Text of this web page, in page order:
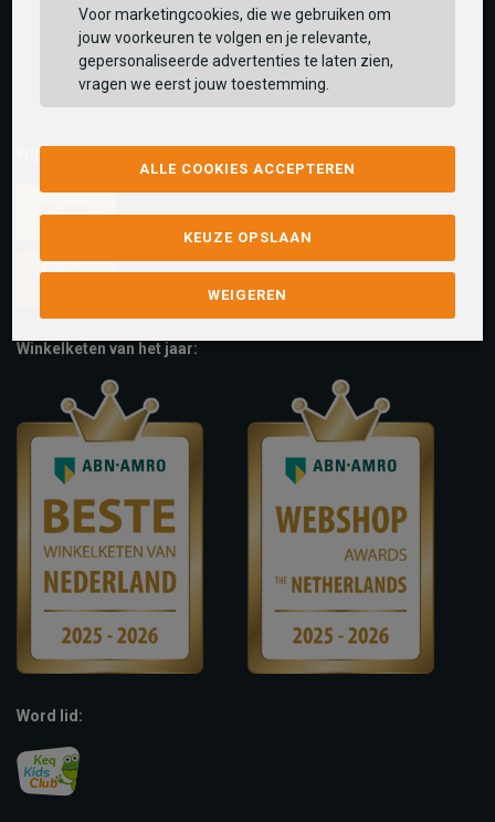
Wij versturen met:
Winkelketen van het jaar:
Word lid:
Voor marketingcookies, die we gebruiken om
jouw voorkeuren te volgen en je relevante,
gepersonaliseerde advertenties te laten zien,
vragen we eerst jouw toestemming.
ALLE COOKIES ACCEPTEREN
KEUZE OPSLAAN
WEIGEREN